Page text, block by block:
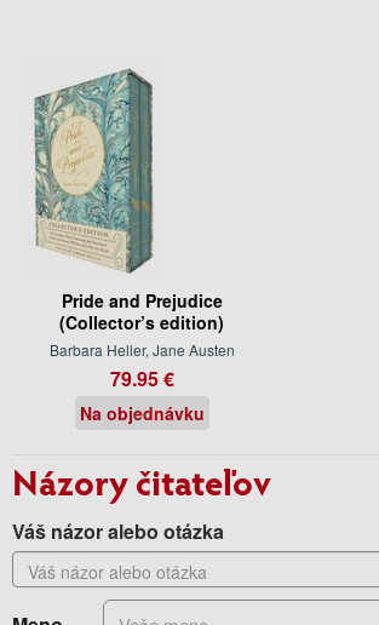
Pride and Prejudice
(Collector’s edition)
Barbara Heller, Jane Austen
79.95 €
Na objednávku
Názory čitateľov
Váš názor alebo otázka